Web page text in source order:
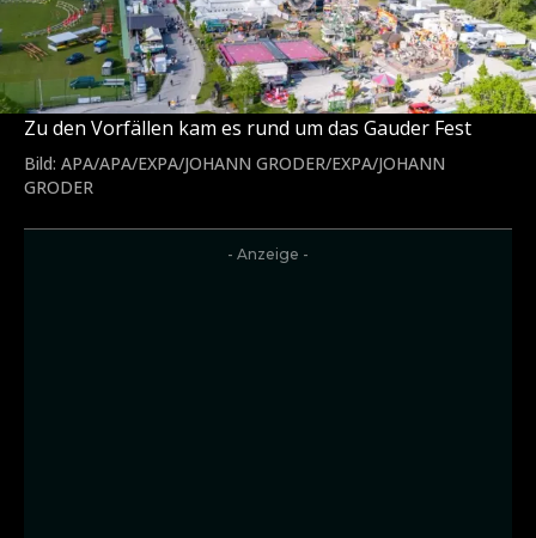
Zu den Vorfällen kam es rund um das Gauder Fest
Bild: APA/APA/EXPA/JOHANN GRODER/EXPA/JOHANN
GRODER
- Anzeige -